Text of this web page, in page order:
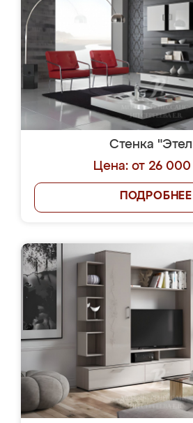
Стенка
Цена: от 26 000
ПОДРОБНЕЕ